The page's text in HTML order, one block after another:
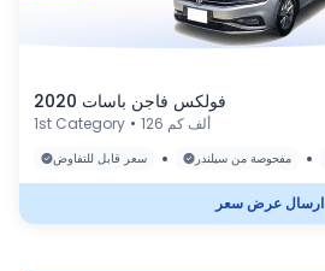
فولكس فاجن باسات 2020
1st Category • 126 ألف كم
سعر قابل للتفاوض
• مفحوصة من سيلندر •
ارسال عرض سعر